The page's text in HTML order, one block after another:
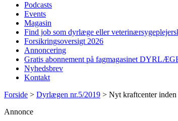
Podcasts
Events
Magasin
Find job som dyrlæge eller
Forsikringsoversigt 2026
Annoncering
Gratis abonnement på fagmagasinet
Nyhedsbrev
Kontakt
Forside > Dyrlægen nr.5/2019 > Nyt kraftcenter
Annonce